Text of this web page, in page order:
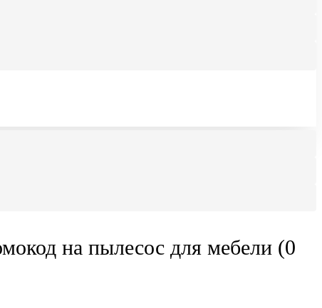
на пылесос для мебели (0